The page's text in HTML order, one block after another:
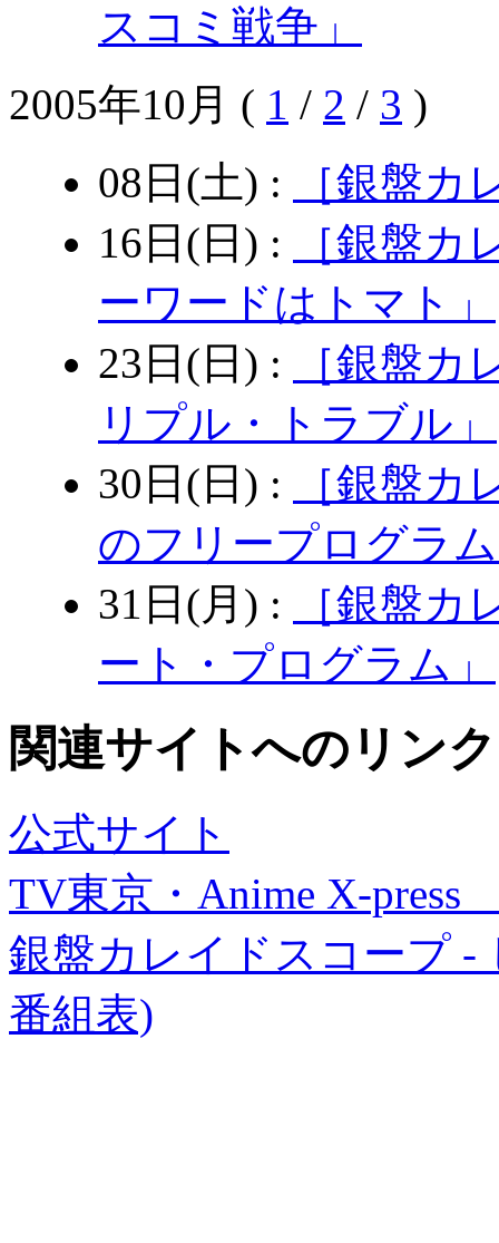
スコミ戦争」
2005年10月 ( 1 / 2 / 3 )
08日(土) :
［銀盤カ
16日(日) :
［銀盤
ーワードはトマト」
23日(日) :
［銀盤
リプル・トラブル」
30日(日) :
［銀盤
のフリープログラ
31日(月) :
［銀盤カ
ート・プログラム」
関連サイトへのリンク
公式サイト
TV東京・Anime X-
銀盤カレイドスコープ -
番組表)